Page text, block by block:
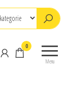
Menu
0